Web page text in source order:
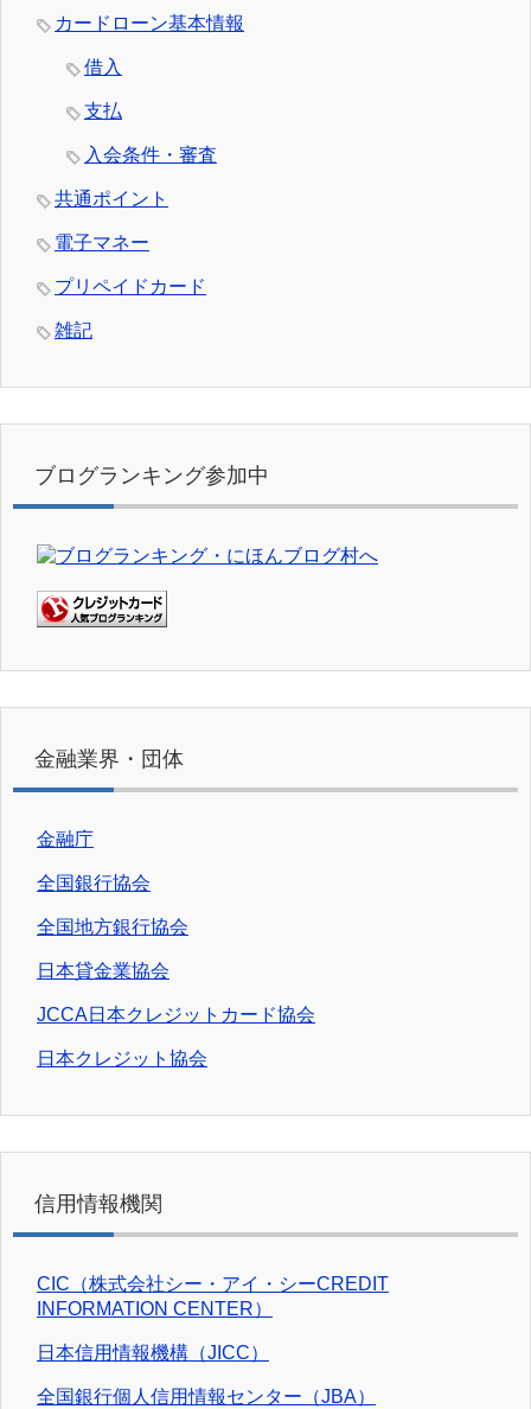
カードローン基本情報
借入
支払
入会条件・審査
共通ポイント
電子マネー
プリペイドカード
雑記
ブログランキング参加中
金融業界・団体
金融庁
全国銀行協会
全国地方銀行協会
日本貸金業協会
JCCA日本クレジットカード協会
日本クレジット協会
信用情報機関
CIC（株式会社シー・アイ・シーCREDIT
INFORMATION CENTER）
日本信用情報機構（JICC）
全国銀行個人信用情報センター（JBA）